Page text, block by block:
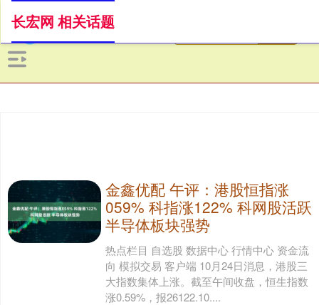
长宏网 相关话题
金鑫优配 午评：港股恒指涨
059% 科指涨122% 科网股活跃
半导体板块强势
热点栏目 自选股 数据中心 行情中心 资金流
向 模拟交易 客户端 10月24日消息，港股三
大指数集体上涨。截至午间收盘，恒生指数
涨0.59%，报26122.10....